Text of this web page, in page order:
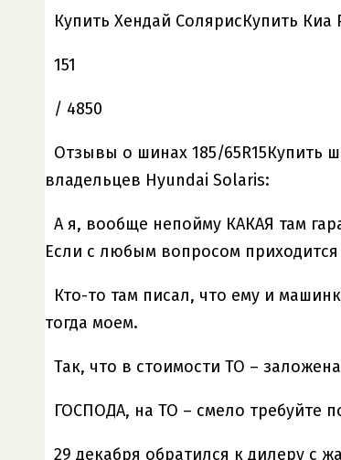
Купить Хендай СолярисКупить
151
/ 4850
Отзывы о шинах 185/65R15Купить
владельцев Hyundai Solaris:
А я, вообще непойму КАКАЯ там
Если с любым вопросом
Кто-то там писал, что ему и
тогда моем.
Так, что в стоимости ТО –
ГОСПОДА, на ТО – смело требуйте
29 декабря обратился к дилеру с